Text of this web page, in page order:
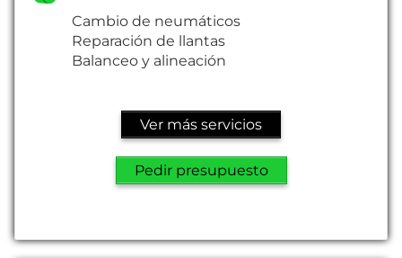
Cambio de neumáticos
Reparación de llantas
Balanceo y alineación
Ver más servicios
Pedir presupuesto